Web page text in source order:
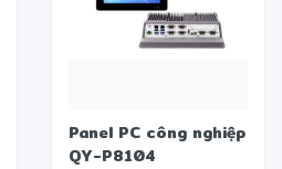
Panel PC công nghiệp
QY-P8104